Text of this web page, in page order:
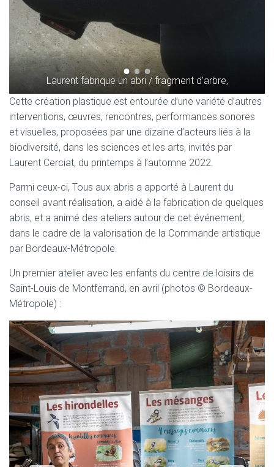
Laurent fabrique un abri / fragment d’arbre,
Cette création plastique est entourée d’une variété d’autres
interventions, œuvres, rencontres, performances sonores
et visuelles, proposées par une dizaine d’acteurs liés à la
biodiversité, dans les sciences et les arts, invités par
Laurent Cerciat, du printemps à l’automne 2022.
Parmi ceux-ci, Tous aux abris a apporté à Laurent du
conseil avant réalisation, a aidé à la fabrication de quelques
abris, et a animé des ateliers autour de cet événement,
dans le cadre de la valorisation de la Commande artistique
par Bordeaux-Métropole.
Un premier atelier avec les enfants du centre de loisirs de
Saint-Louis de Montferrand, en avril (photos © Bordeaux-
Métropole) :